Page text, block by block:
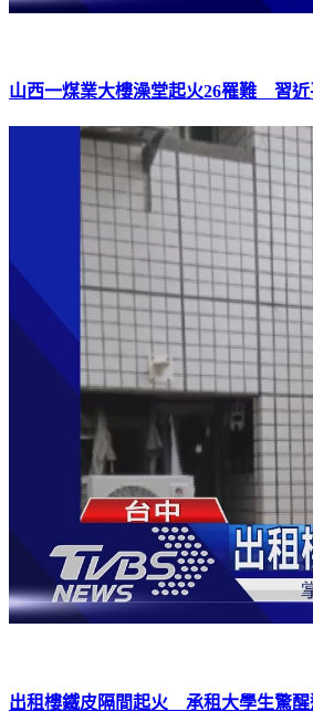
山西一煤業大樓澡堂起火26罹難 習近
出租樓鐵皮隔間起火 承租大學生驚醒